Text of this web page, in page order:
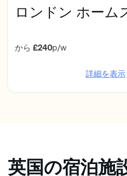
ロンドン ホーム
から £240p/w
詳細を表示
英国の宿泊施